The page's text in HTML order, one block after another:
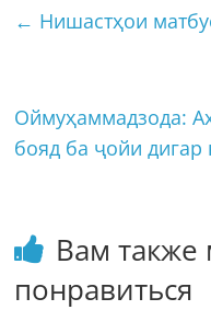
← Нишастҳои
Оймуҳаммадзода:
бояд ба ҷойи
Вам также
понравиться